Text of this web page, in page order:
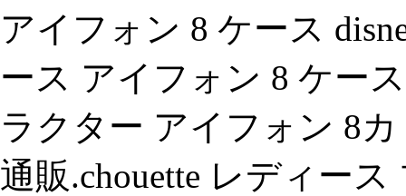
アイフォン 8 ケース
ース アイフォン 8 ケー
ラクター アイフォン 8
通販.chouette レディー